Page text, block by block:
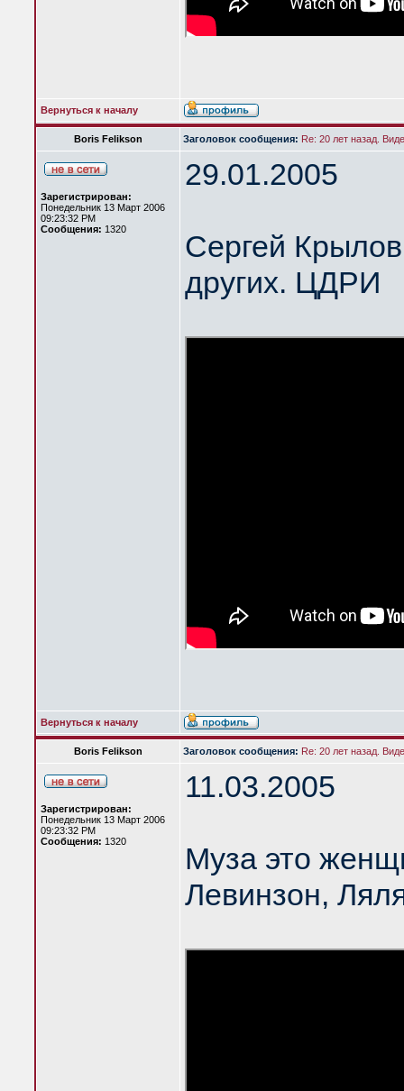
Вернуться к началу
Boris Felikson Заголовок сообщения: Re: 20 лет назад.
Зарегистрирован:
Понедельник 13 Март 2006
09:23:32 PM
Сообщения: 1320
29.01.2005
Сергей
других. ЦДРИ
Вернуться к началу
Boris Felikson Заголовок сообщения: Re: 20 лет назад.
Зарегистрирован:
Понедельник 13 Март 2006
09:23:32 PM
Сообщения: 1320
11.03.2005
Муза это
Левинзон,